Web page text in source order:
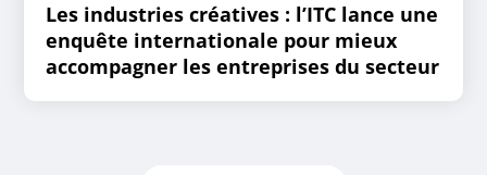
Les industries créatives : l’ITC lance une
enquête internationale pour mieux
accompagner les entreprises du secteur